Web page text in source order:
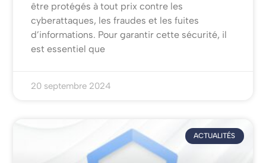
être protégés à tout prix contre les
cyberattaques, les fraudes et les fuites
d’informations. Pour garantir cette sécurité, il
est essentiel que
20 septembre 2024
ACTUALITÉS